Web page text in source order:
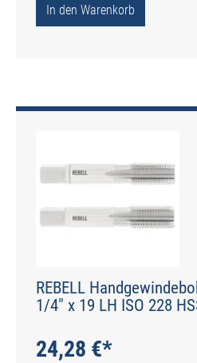
In den Warenkorb
REBELL
1/4" x 19 LH ISO 228
24,28 €*